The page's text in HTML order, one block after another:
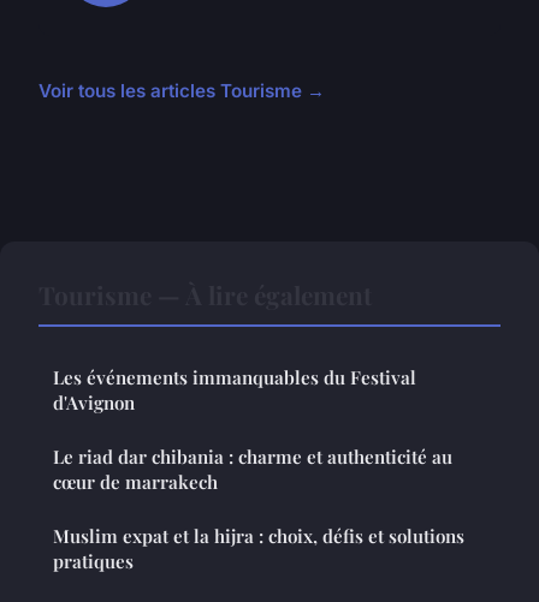
Voir tous les articles Tourisme →
Les événements immanquables du Festival
d'Avignon
Le riad dar chibania : charme et authenticité au
cœur de marrakech
Muslim expat et la hijra : choix, défis et solutions
pratiques